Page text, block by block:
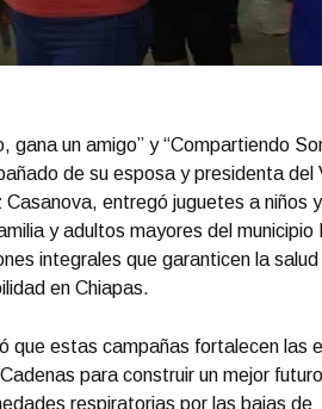
gana un amigo” y “Compartiendo
de su esposa y presidenta del
entregó juguetes a niños
y adultos mayores del municipio
integrales que garanticen la salud
en Chiapas.
que estas campañas fortalecen las
para construir un mejor
respiratorias por las bajas de
Portada Octubre 16